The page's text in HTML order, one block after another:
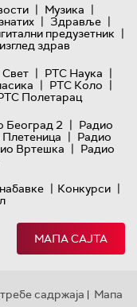
| Музика |
| Здравље |
предузетник |
здрав
| РТС Наука |
| РТС Коло |
Полетарац
Београд 2 | Радио
| Радио
Вртешка | Радио
| Конкурси |
МАПА САЈТА
садржаја | Мапа